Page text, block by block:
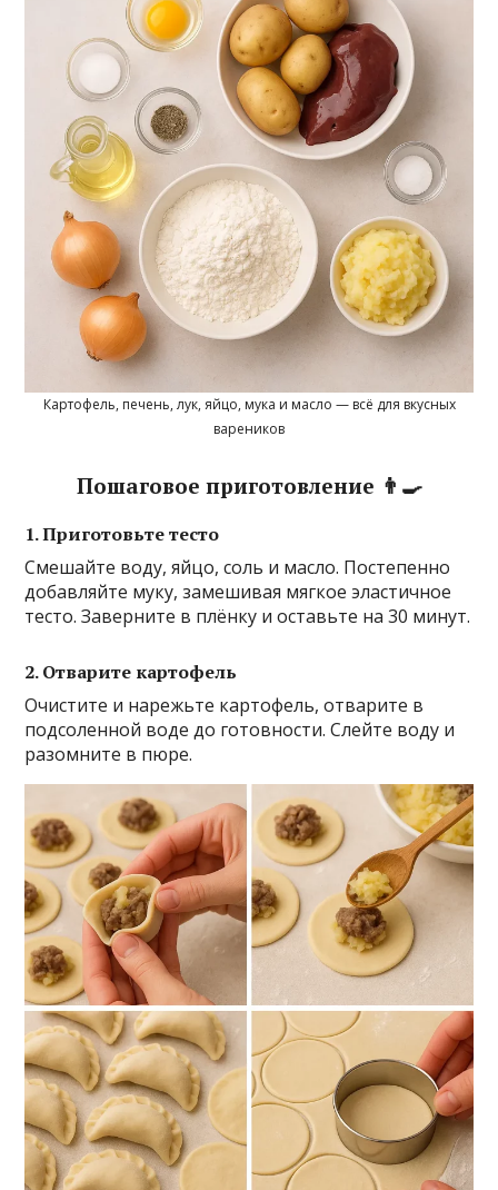
Картофель, печень, лук, яйцо, мука и масло — всё для вкусных
вареников
Пошаговое приготовление 👨‍🍳
1. Приготовьте тесто
Смешайте воду, яйцо, соль и масло. Постепенно
добавляйте муку, замешивая мягкое эластичное
тесто. Заверните в плёнку и оставьте на 30 минут.
2. Отварите картофель
Очистите и нарежьте картофель, отварите в
подсоленной воде до готовности. Слейте воду и
разомните в пюре.